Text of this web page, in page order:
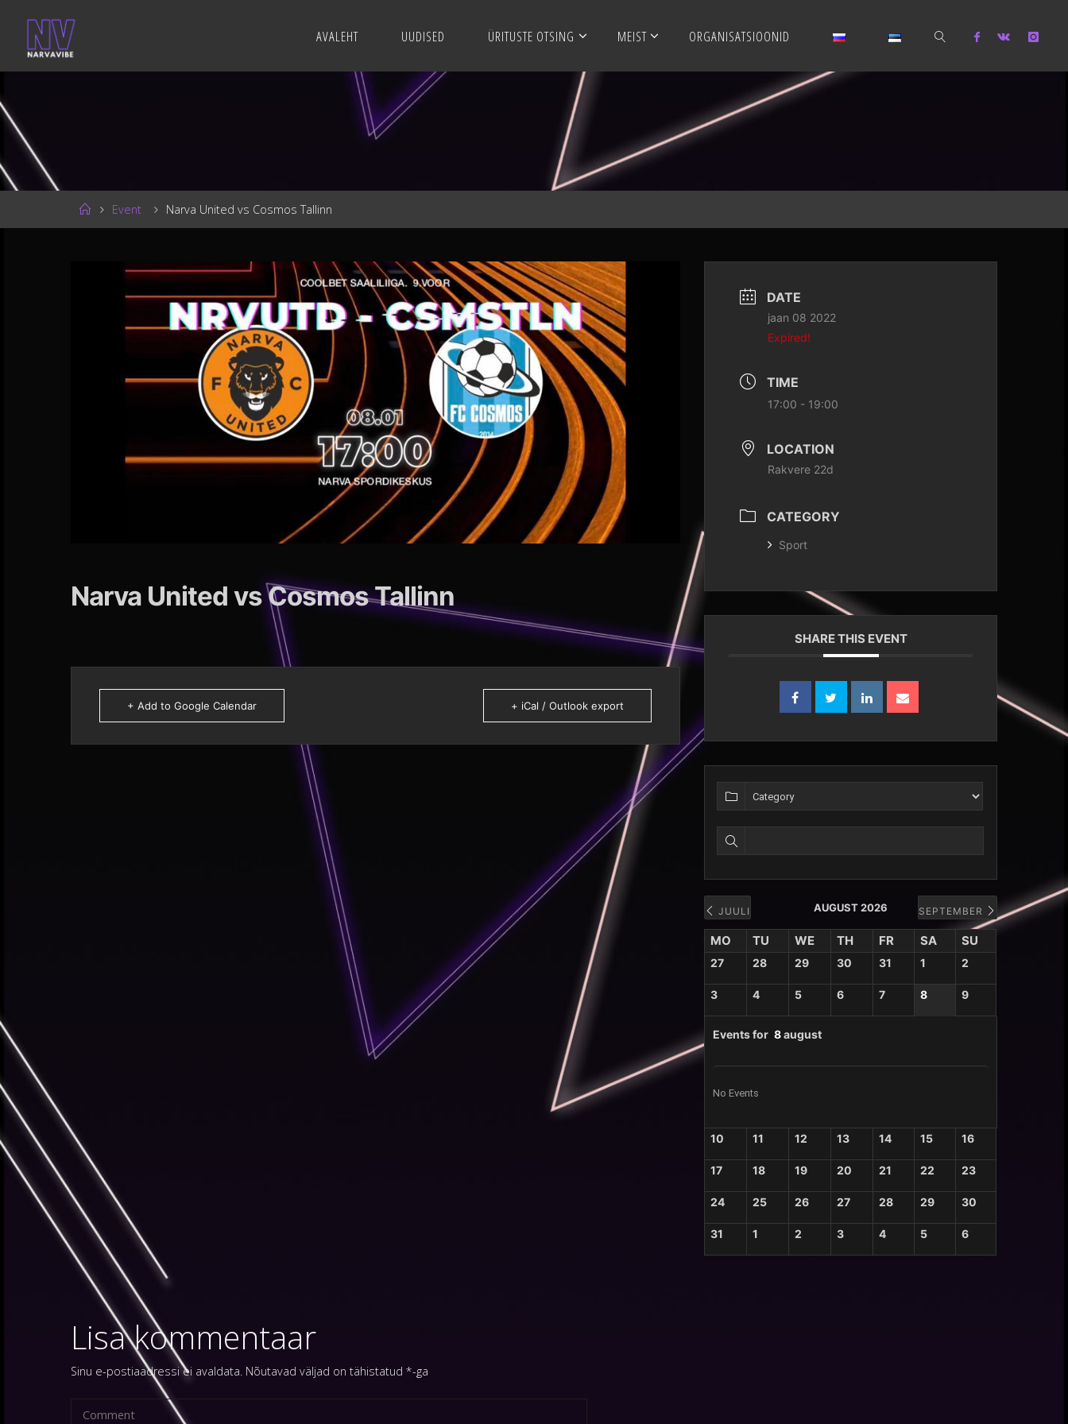
content
V
AVALEHT UUDISED ÜRITUSTE OTSING MEIST ORGANISATSIOONID
HomeEvent Narva United vs Cosmos Tallinn
Narva United vs Cosmos Tallinn
+ Add to Google Calendar + iCal / Outlook export
DATE
jaan 08 2022
Expired!
TIME
17:00 - 19:00
LOCATION
Rakvere 22d
CATEGORY
Sport
SHARE THIS EVENT
JUULI AUGUST 2026 SEPTEMBER
MO TU WE TH FR SA SU
27 28 29 30 31 1 2
3 4 5 6 7 8 9
Events for 8august
No Events
10 11 12 13 14 15 16
17 18 19 20 21 22 23
24 25 26 27 28 29 30
31 1 2 3 4 5 6
Lisa kommentaar
Sinu e-postiaadressi ei avaldata. Nõutavad väljad on tähistatud *-ga